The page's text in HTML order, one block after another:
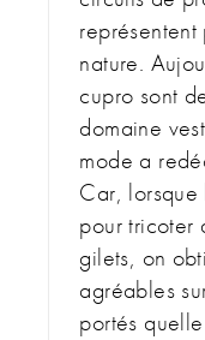
nature.
cupro sont
domaine
mode a
Car, lorsque
pour tricoter
gilets, on
agréables
portés